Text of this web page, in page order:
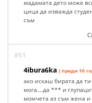
мадамата дето може
цица да изважда
съм
#51
4ibura6ka ( преди 16
ако искаш бирата да
мога....да *** и
момчета аз съм жена